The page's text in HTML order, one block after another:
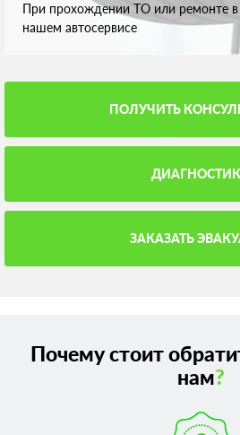
При прохождении ТО или ремонте в
нашем автосервисе
ПОЛУЧИТЬ
ЗАКАЗАТЬ
Почему стоит
нам?